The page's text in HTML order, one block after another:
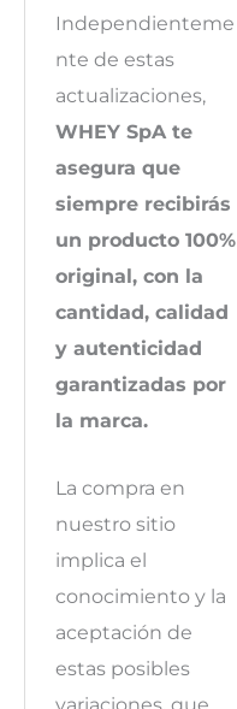
Independienteme
nte de estas
actualizaciones,
WHEY SpA te
asegura que
siempre recibirás
un producto 100%
original, con la
cantidad, calidad
y autenticidad
garantizadas por
la marca.
La compra en
nuestro sitio
implica el
conocimiento y la
aceptación de
estas posibles
variaciones, que